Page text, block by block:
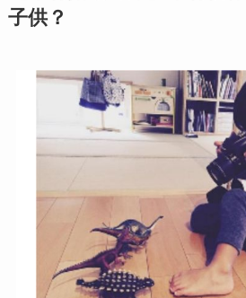
子供？